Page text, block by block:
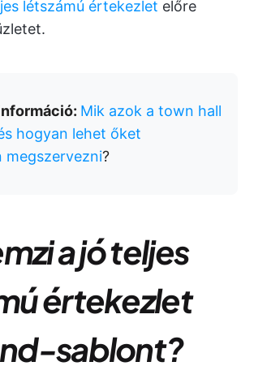
létszámú értekezlet előre
Mik azok a town hall
hogyan lehet őket
megszervezni?
a jó teljes
értekezlet
sablont?